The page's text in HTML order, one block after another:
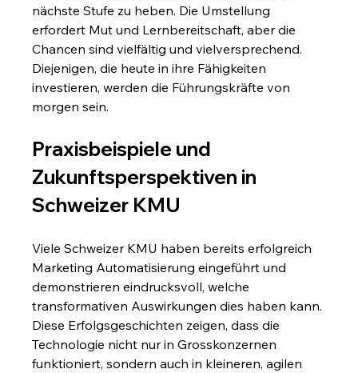
nächste Stufe zu heben. Die Umstellung
erfordert Mut und Lernbereitschaft, aber die
Chancen sind vielfältig und vielversprechend.
Diejenigen, die heute in ihre Fähigkeiten
investieren, werden die Führungskräfte von
morgen sein.
Praxisbeispiele und
Zukunftsperspektiven in
Schweizer KMU
Viele Schweizer KMU haben bereits erfolgreich
Marketing Automatisierung eingeführt und
demonstrieren eindrucksvoll, welche
transformativen Auswirkungen dies haben kann.
Diese Erfolgsgeschichten zeigen, dass die
Technologie nicht nur in Grosskonzernen
funktioniert, sondern auch in kleineren, agilen